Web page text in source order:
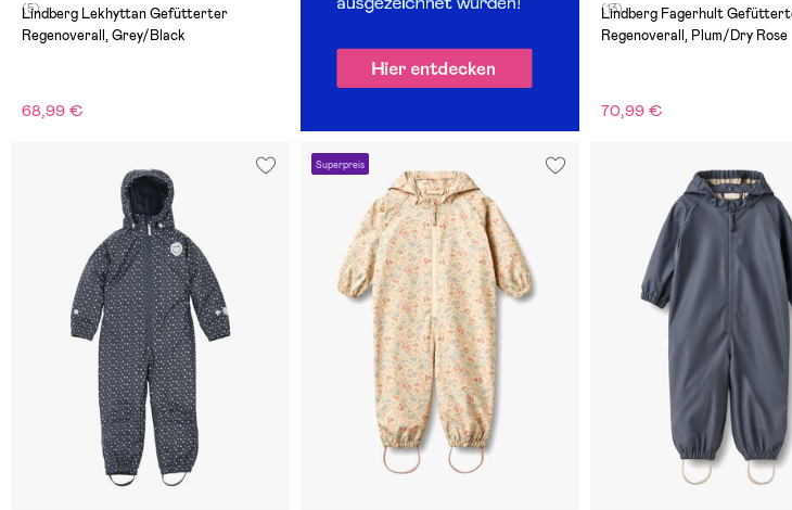
(5)
Lindberg Lekhyttan Gefütterter
Regenoverall, Grey/Black
68,99 €
(13)
Lindberg Fagerhult
Regenoverall, Plum/Dry Rose
70,99 €
Superpreis